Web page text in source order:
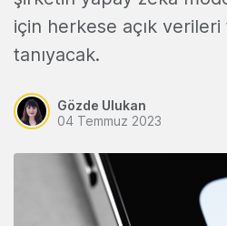
için herkese açık
tanıyacak.
Gözde Ulukan
04 Temmuz 2023